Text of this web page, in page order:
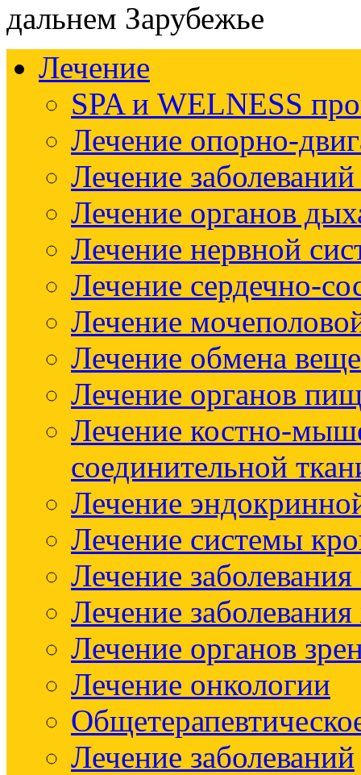
дальнем Зарубежье
Лечение
SPA и WELNESS
Лечение опорно-
Лечение
Лечение органов
Лечение нервной
Лечение сердечно-
Лечение
Лечение обмена
Лечение органов
Лечение костно-
соединительной
Лечение
Лечение системы
Лечение
Лечение
Лечение органов
Лечение онкологии
Лечение заболеваний